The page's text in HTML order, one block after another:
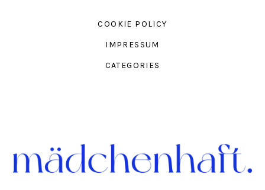
COOKIE POLICY
IMPRESSUM
CATEGORIES